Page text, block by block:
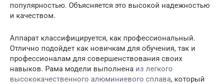
популярностью. Объясняется это высокой надежностью
и качеством.
Аппарат классифицируется, как профессиональный.
Отлично подойдет как новичкам для обучения, так и
профессионалам для совершенствования своих
навыков. Рама модели выполнена из легкого
высококачественного алюминиевого сплава, который